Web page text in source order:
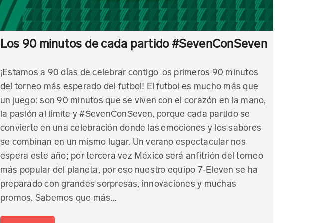
Los 90 minutos de cada partido #SevenConSeven
¡Estamos a 90 días de celebrar contigo los primeros 90 minutos
del torneo más esperado del futbol! El futbol es mucho más que
un juego: son 90 minutos que se viven con el corazón en la mano,
la pasión al límite y #SevenConSeven, porque cada partido se
convierte en una celebración donde las emociones y los sabores
se combinan en un mismo lugar. Un verano espectacular nos
espera este año; por tercera vez México será anfitrión del torneo
más popular del planeta, por eso nuestro equipo 7-Eleven se ha
preparado con grandes sorpresas, innovaciones y muchas
promos. Sabemos que más…